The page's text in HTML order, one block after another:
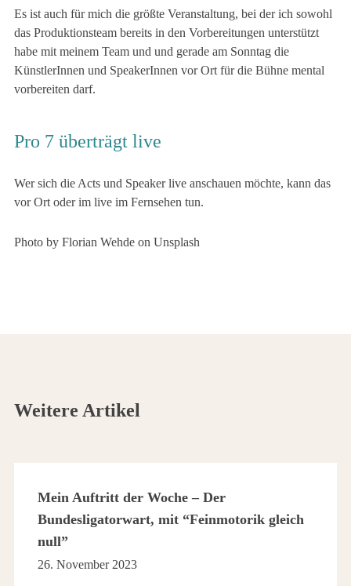
Es ist auch für mich die größte Veranstaltung, bei der ich sowohl
das Produktionsteam bereits in den Vorbereitungen unterstützt
habe mit meinem Team und und gerade am Sonntag die
KünstlerInnen und SpeakerInnen vor Ort für die Bühne mental
vorbereiten darf.
Pro 7 überträgt live
Wer sich die Acts und Speaker live anschauen möchte, kann das
vor Ort oder im live im Fernsehen tun.
Photo by Florian Wehde on Unsplash
Weitere Artikel
Mein Auftritt der Woche – Der
Bundesligatorwart, mit “Feinmotorik gleich
null”
26. November 2023